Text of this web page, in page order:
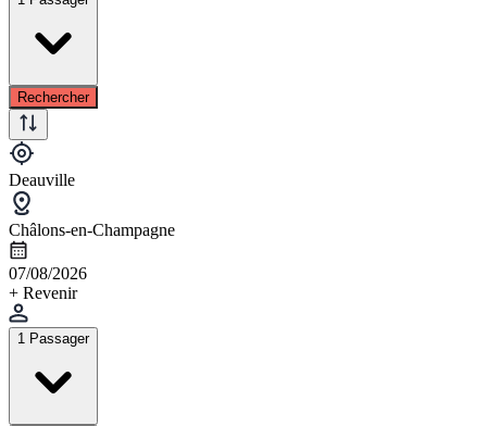
Rechercher
Deauville
Châlons-en-Champagne
07/08/2026
+ Revenir
1 Passager